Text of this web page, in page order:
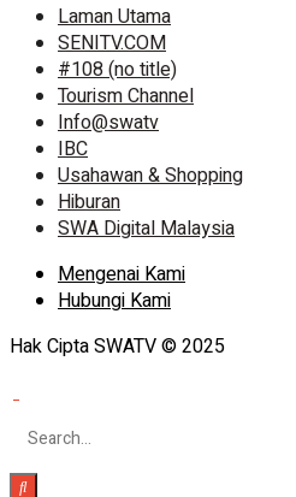
Laman Utama
SENITV.COM
#108 (no title)
Tourism Channel
Info@swatv
IBC
Usahawan & Shopping
Hiburan
SWA Digital Malaysia
Mengenai Kami
Hubungi Kami
Hak Cipta SWATV © 2025